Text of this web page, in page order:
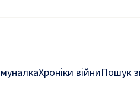
Хроніки війниПошук